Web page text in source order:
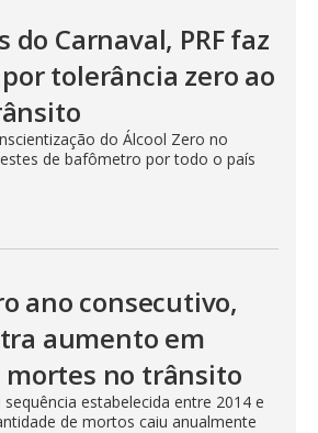
do Carnaval, PRF faz
tolerância zero ao
do Álcool Zero no
de bafômetro por todo o país
ano consecutivo,
aumento em
mortes no trânsito
estabelecida entre 2014 e
de mortos caiu anualmente